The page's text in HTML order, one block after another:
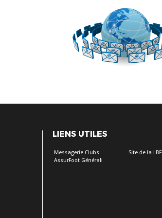
LIENS UTILES
Messagerie Clubs
AssurFoot Générali
Site de la LBF